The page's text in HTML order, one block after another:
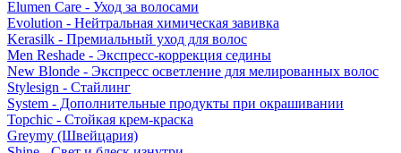
Elumen Care - Уход за волосами
Evolution - Нейтральная химическая завивка
Kerasilk - Премиальный уход для волос
Men Reshade - Экспресс-коррекция седины
New Blonde - Экспресс осветление для мелированных волос
Stylesign - Стайлинг
System - Дополнительные продукты при окрашивании
Topchic - Стойкая крем-краска
Greymy (Швейцария)